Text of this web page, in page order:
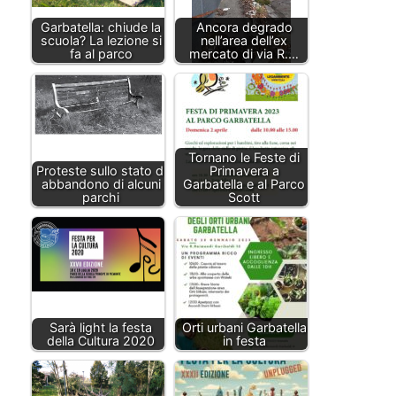
Garbatella: chiude la
scuola? La lezione si
fa al parco
Ancora degrado
nell’area dell’ex
mercato di via R.…
Proteste sullo stato di
abbandono di alcuni
parchi
Tornano le Feste di
Primavera a
Garbatella e al Parco
Scott
Sarà light la festa
della Cultura 2020
Orti urbani Garbatella
in festa